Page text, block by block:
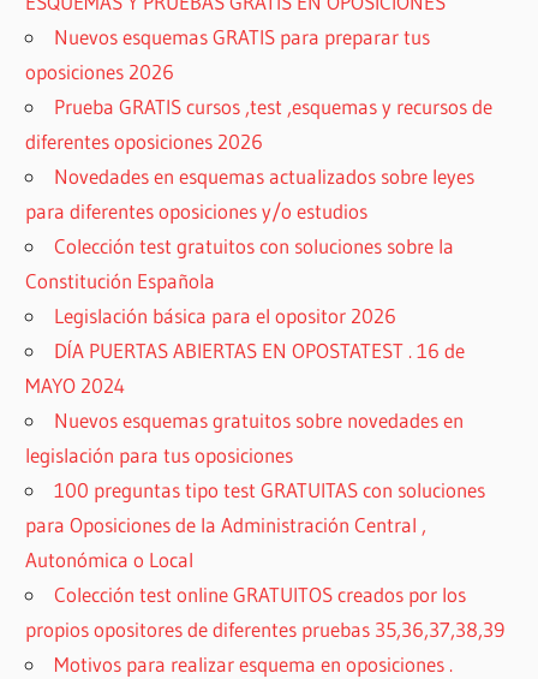
Nuevos esquemas GRATIS para preparar tus
oposiciones 2026
Prueba GRATIS cursos ,test ,esquemas y recursos de
diferentes oposiciones 2026
Novedades en esquemas actualizados sobre leyes
para diferentes oposiciones y/o estudios
Colección test gratuitos con soluciones sobre la
Constitución Española
Legislación básica para el opositor 2026
DÍA PUERTAS ABIERTAS EN OPOSTATEST . 16 de
MAYO 2024
Nuevos esquemas gratuitos sobre novedades en
legislación para tus oposiciones
100 preguntas tipo test GRATUITAS con soluciones
para Oposiciones de la Administración Central ,
Autonómica o Local
Colección test online GRATUITOS creados por los
propios opositores de diferentes pruebas 35,36,37,38,39
Motivos para realizar esquema en oposiciones .